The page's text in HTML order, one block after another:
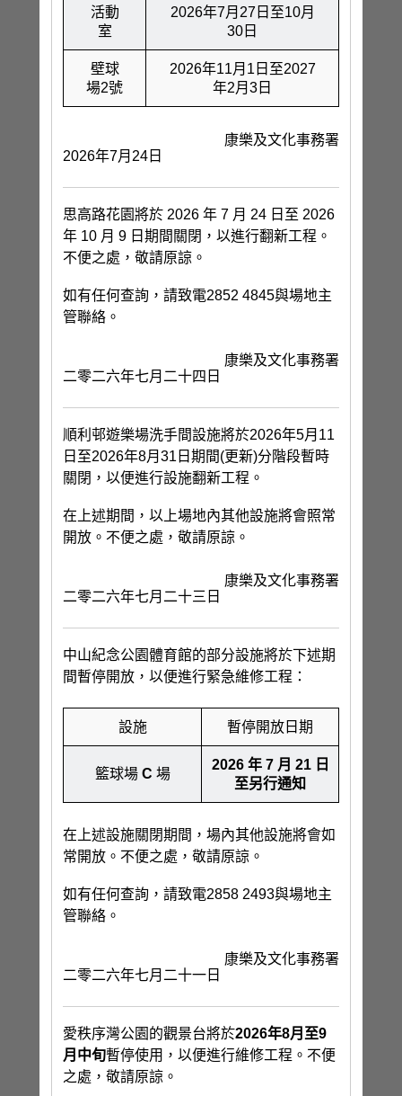
活動
室
2026年7月27日至10月
30日
壁球
場2號
2026年11月1日至2027
年2月3日
康樂及文化事務署
2026年7月24日
思高路花園將於 2026 年 7 月 24 日至 2026
年 10 月 9 日期間關閉，以進行翻新工程。
不便之處，敬請原諒。
如有任何查詢，請致電2852 4845與場地主
管聯絡。
康樂及文化事務署
二零二六年七月二十四日
順利邨遊樂場洗手間設施將於2026年5月11
日至2026年8月31日期間(更新)分階段暫時
關閉，以便進行設施翻新工程。
在上述期間，以上場地內其他設施將會照常
開放。不便之處，敬請原諒。
康樂及文化事務署
二零二六年七月二十三日
中山紀念公園體育館的部分設施將於下述期
間暫停開放，以便進行緊急維修工程：
設施 暫停開放日期
籃球場 C 場
2026 年 7 月 21 日
至另行通知
在上述設施關閉期間，場內其他設施將會如
常開放。不便之處，敬請原諒。
如有任何查詢，請致電2858 2493與場地主
管聯絡。
康樂及文化事務署
二零二六年七月二十一日
愛秩序灣公園的觀景台將於2026年8月至9
月中旬暫停使用，以便進行維修工程。不便
之處，敬請原諒。